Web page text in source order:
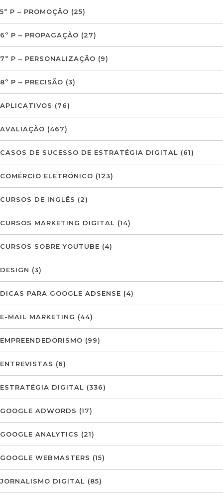
5º P – PROMOÇÃO (25)
6º P – PROPAGAÇÃO (27)
7º P – PERSONALIZAÇÃO (9)
8º P – PRECISÃO (3)
APLICATIVOS (76)
AVALIAÇÃO (467)
CASOS DE SUCESSO DE ESTRATÉGIA DIGITAL (61)
COMÉRCIO ELETRÓNICO (123)
CURSOS DE INGLÊS (2)
CURSOS MARKETING DIGITAL (14)
CURSOS SOBRE YOUTUBE (4)
DESIGN (3)
DICAS PARA GOOGLE ADSENSE (4)
E-MAIL MARKETING (44)
EMPREENDEDORISMO (99)
ENTREVISTAS (6)
ESTRATÉGIA DIGITAL (336)
GOOGLE ADWORDS (17)
GOOGLE ANALYTICS (21)
GOOGLE WEBMASTERS (15)
JORNALISMO DIGITAL (85)